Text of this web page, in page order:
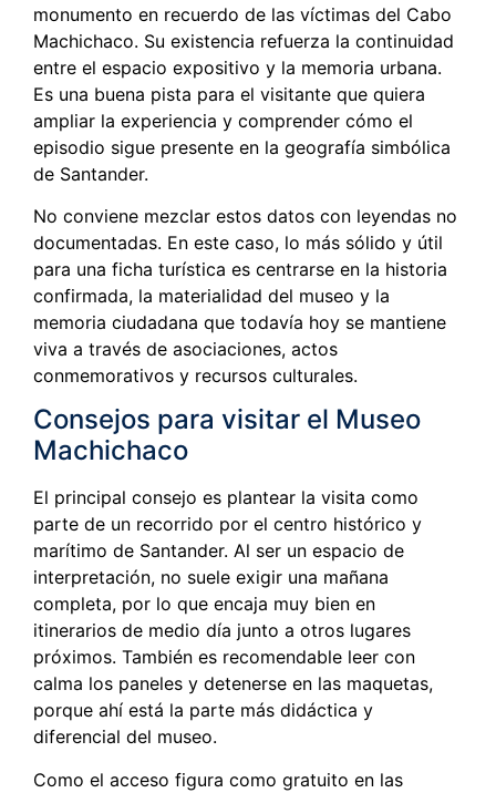
monumento en recuerdo de las víctimas del Cabo
Machichaco. Su existencia refuerza la continuidad
entre el espacio expositivo y la memoria urbana.
Es una buena pista para el visitante que quiera
ampliar la experiencia y comprender cómo el
episodio sigue presente en la geografía simbólica
de Santander.
No conviene mezclar estos datos con leyendas no
documentadas. En este caso, lo más sólido y útil
para una ficha turística es centrarse en la historia
confirmada, la materialidad del museo y la
memoria ciudadana que todavía hoy se mantiene
viva a través de asociaciones, actos
conmemorativos y recursos culturales.
Consejos para visitar el Museo
Machichaco
El principal consejo es plantear la visita como
parte de un recorrido por el centro histórico y
marítimo de Santander. Al ser un espacio de
interpretación, no suele exigir una mañana
completa, por lo que encaja muy bien en
itinerarios de medio día junto a otros lugares
próximos. También es recomendable leer con
calma los paneles y detenerse en las maquetas,
porque ahí está la parte más didáctica y
diferencial del museo.
Como el acceso figura como gratuito en las